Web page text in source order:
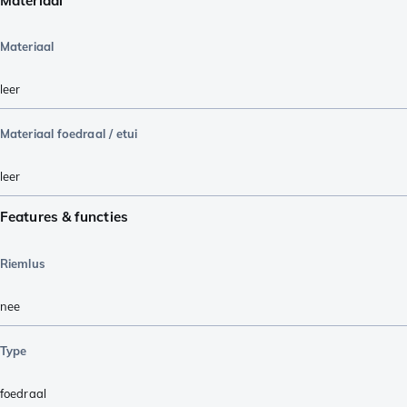
Materiaal
leer
Materiaal foedraal / etui
leer
Features & functies
Riemlus
nee
Type
foedraal